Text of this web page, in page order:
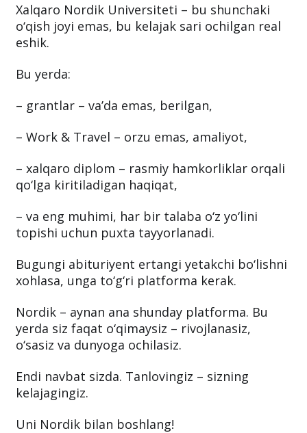
Xalqaro Nordik Universiteti – bu shunchaki
o‘qish joyi emas, bu kelajak sari ochilgan real
eshik.
Bu yerda:
– grantlar – va’da emas, berilgan,
– Work & Travel – orzu emas, amaliyot,
– xalqaro diplom – rasmiy hamkorliklar orqali
qo‘lga kiritiladigan haqiqat,
– va eng muhimi, har bir talaba o‘z yo‘lini
topishi uchun puxta tayyorlanadi.
Bugungi abituriyent ertangi yetakchi bo‘lishni
xohlasa, unga to‘g‘ri platforma kerak.
Nordik – aynan ana shunday platforma. Bu
yerda siz faqat o‘qimaysiz – rivojlanasiz,
o‘sasiz va dunyoga ochilasiz.
Endi navbat sizda. Tanlovingiz – sizning
kelajagingiz.
Uni Nordik bilan boshlang!